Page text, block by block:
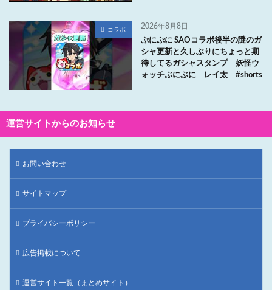
コラボ 2026年8月8日
ぷにぷに SAOコラボ後半の謎のガ
シャ更新と久しぶりにちょっと期
待してるガシャスタンプ 妖怪ウ
ォッチぷにぷに レイ太 #shorts
運営サイトからのお知らせ
お問い合わせ
サイトマップ
プライバシーポリシー
広告掲載について
運営サイト一覧（まとめサイト）